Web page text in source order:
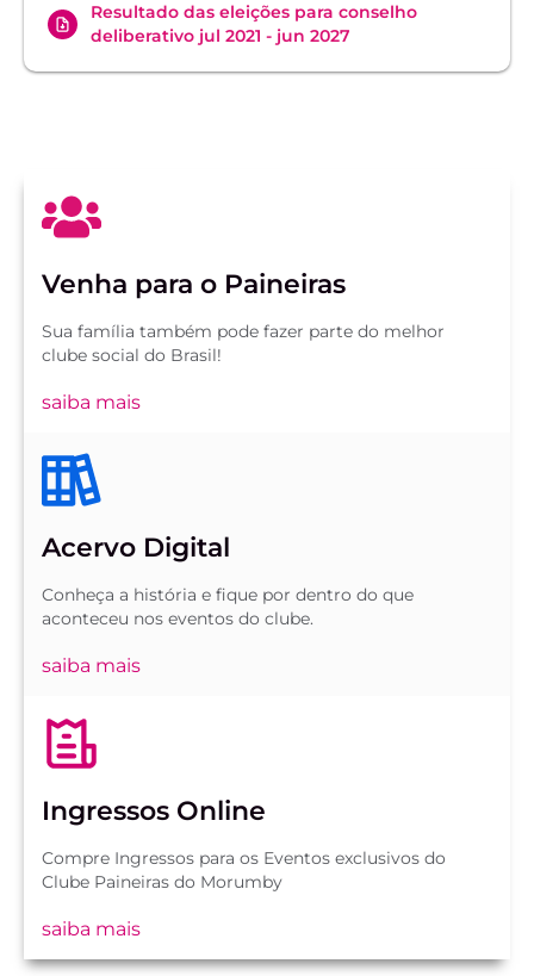
Resultado das eleições para conselho
deliberativo jul 2021 - jun 2027
Venha para o Paineiras
Sua família também pode fazer parte do melhor
clube social do Brasil!
saiba mais
Acervo Digital
Conheça a história e fique por dentro do que
aconteceu nos eventos do clube.
saiba mais
Ingressos Online
Compre Ingressos para os Eventos exclusivos do
Clube Paineiras do Morumby
saiba mais